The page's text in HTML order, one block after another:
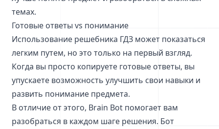
темах.
Готовые ответы vs понимание
Использование решебника ГДЗ может показаться
легким путем, но это только на первый взгляд.
Когда вы просто копируете готовые ответы, вы
упускаете возможность улучшить свои навыки и
развить понимание предмета.
В отличие от этого, Brain Bot помогает вам
разобраться в каждом шаге решения. Бот